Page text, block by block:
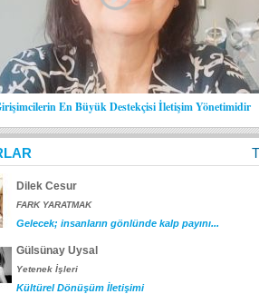
En Büyük Destekçisi İletişim Yönetimidir
Dilek Cesur
FARK YARATMAK
Gelecek; insanların gönlünde kalp payını...
Gülsünay Uysal
Yetenek İşleri
Kültürel Dönüşüm İletişimi